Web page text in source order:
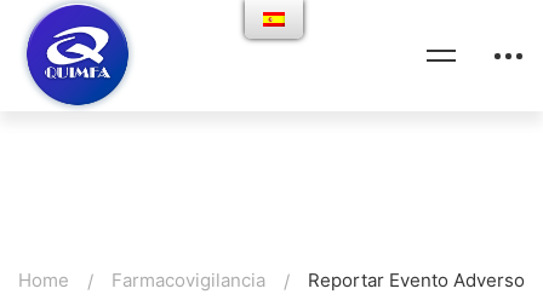
Home Farmacovigilancia Reportar Evento Adverso